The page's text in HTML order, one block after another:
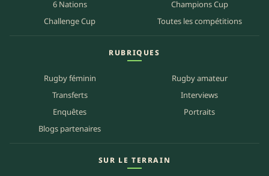
6 Nations
Champions Cup
Challenge Cup
Toutes les compétitions
RUBRIQUES
Rugby féminin
Rugby amateur
Transferts
Interviews
Enquêtes
Portraits
Blogs partenaires
SUR LE TERRAIN